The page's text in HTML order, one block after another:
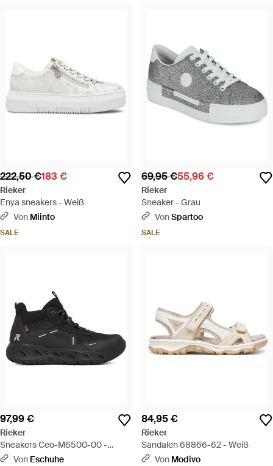
222,50 €183 €
Rieker
Enya sneakers - Weiß
Von Miinto
SALE
69,95 €55,96 €
Rieker
Sneaker - Grau
VonSpartoo
SALE
97,99 €
Rieker
Sneakers Ceo-M6500-00 -
Schwarz
Von Eschuhe
84,95 €
Rieker
Sandalen 68866-62 - Weiß
Von Modivo